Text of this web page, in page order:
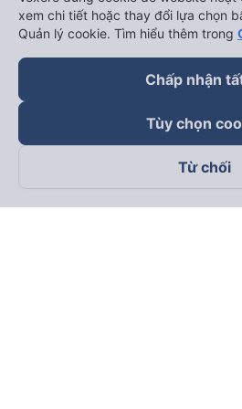
Theo dõi chúng tôi trên
xem chi tiết hoặc thay đổi lựa chọn
Quản lý cookie. Tìm hiểu thêm trong
Chấp nhận
Tùy chọn
Từ chối